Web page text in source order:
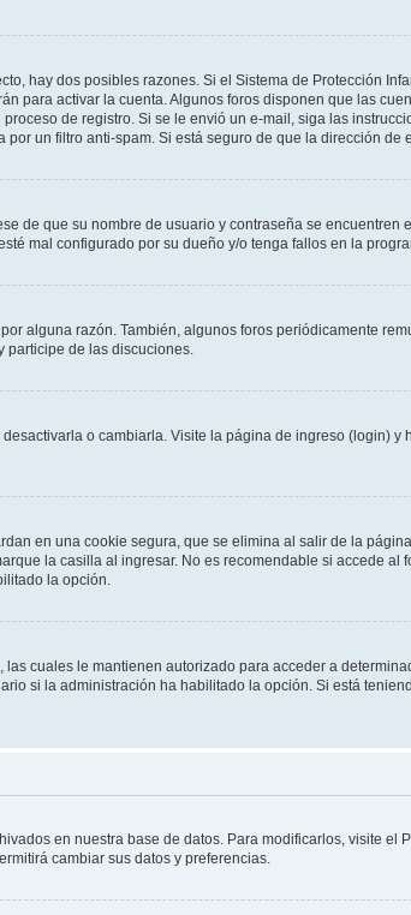
hay dos posibles razones. Si el Sistema de Protección
para activar la cuenta. Algunos foros disponen que las
de registro. Si se le envió un e-mail, siga las
un filtro anti-spam. Si está seguro de que la dirección
de que su nombre de usuario y contraseña se
mal configurado por su dueño y/o tenga fallos en la
alguna razón. También, algunos foros periódicamente
participe de las discuciones.
o cambiarla. Visite la página de ingreso (login) y
en una cookie segura, que se elimina al salir de la
la casilla al ingresar. No es recomendable si accede
la opción.
cuales le mantienen autorizado para acceder a
si la administración ha habilitado la opción. Si está
en nuestra base de datos. Para modificarlos, visite
cambiar sus datos y preferencias.